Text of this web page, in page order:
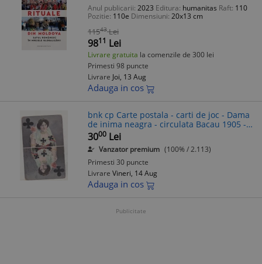
Anul publicarii: 2023 Editura: humanitas Raft: 110
Pozitie: 110e Dimensiuni: 20x13 cm
11543 Lei
9811 Lei
Livrare gratuita la comenzile de 300 lei
Primesti 98 puncte
Livrare Joi, 13 Aug
Adauga in cos
bnk cp Carte postala - carti de joc - Dama
de inima neagra - circulata Bacau 1905 -
uzata
3000 Lei
Vanzator premium (100% / 2.113)
Primesti 30 puncte
Livrare Vineri, 14 Aug
Adauga in cos
Publicitate